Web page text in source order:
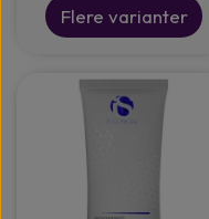
Flere varianter